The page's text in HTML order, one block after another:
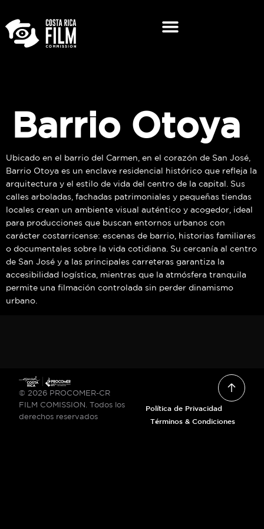
Barrio Otoya
Ubicado en el barrio del Carmen, en el corazón de San José,
Barrio Otoya es un enclave residencial histórico que refleja la
arquitectura y el estilo de vida del centro de la capital. Sus
calles arboladas, fachadas patrimoniales y pequeñas tiendas
locales crean un ambiente visual auténtico y acogedor, ideal
para producciones que buscan entornos urbanos con
carácter costarricense: escenas de barrio, historias familiares
o documentales sobre la vida cotidiana. Su cercanía al centro
de San José y a las principales carreteras garantiza la
accesibilidad logística, mientras que la atmósfera tranquila
permite una filmación controlada sin perder dinamismo
urbano.
© 2026 PROCOMER-CR
FILM COMISSION. Todos los
derechos reservados
Política de Privacidad
Términos & Condiciones